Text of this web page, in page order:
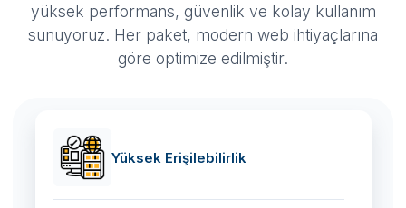
yüksek performans, güvenlik ve kolay kullanım
sunuyoruz. Her paket, modern web ihtiyaçlarına
göre optimize edilmiştir.
Yüksek Erişilebilirlik